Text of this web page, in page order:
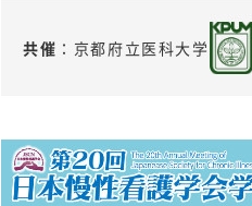
共催 ：京都府立医科大学